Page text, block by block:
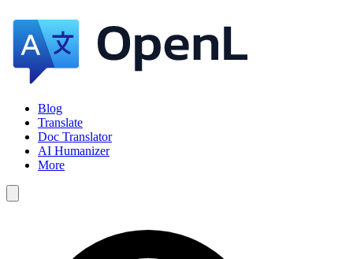
Blog
Translate
Doc Translator
AI Humanizer
More